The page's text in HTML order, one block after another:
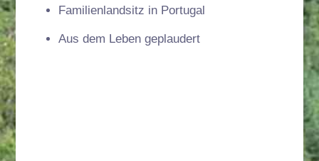
Familienlandsitz in Portugal
Aus dem Leben geplaudert